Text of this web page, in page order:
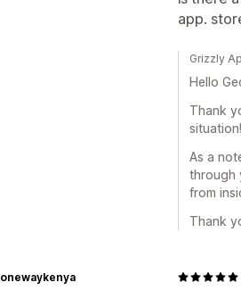
app.
Grizzly
Hello
Thank
situation!
As a
through
from
Thank
onewaykenya